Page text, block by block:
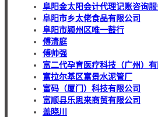
阜阳金太阳会计代理记账咨询服
阜阳市乡太佬食品有限公司
阜阳市颍州区唯一鼓行
傅清庭
傅帅强
富二代孕育医疗科技（广州）有
富拉尔基区富景水泥管厂
富码（厦门）科技有限公司
富顺县乐思来商贸有限公司
盖晓川